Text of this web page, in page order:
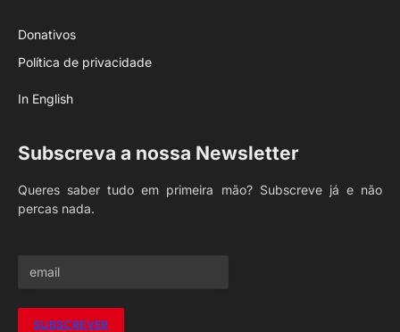
Donativos
Política de privacidade
In English
Subscreva a nossa Newsletter
Queres saber tudo em primeira mão? Subscreve já e não
percas nada.